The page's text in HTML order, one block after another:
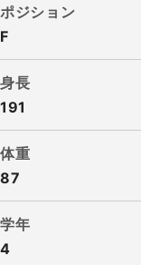
ポジション
F
身長
191
体重
87
学年
4